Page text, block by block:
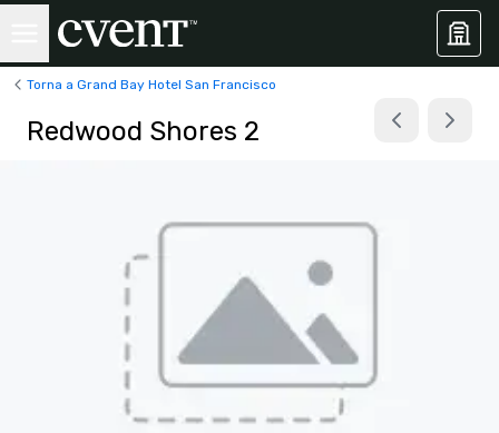
Torna a Grand Bay Hotel San Francisco
Redwood Shores 2